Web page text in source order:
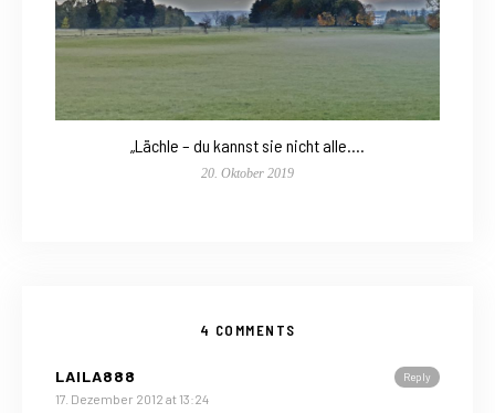
„Lächle – du kannst sie nicht alle….
20. Oktober 2019
4 COMMENTS
Reply
LAILA888
17. Dezember 2012 at 13:24